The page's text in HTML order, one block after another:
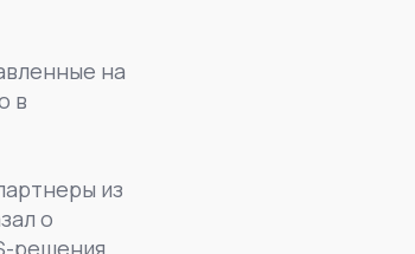
на
в
из
о
решения.